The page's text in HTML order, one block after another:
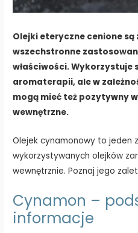
Olejki eteryczne cenione są
wszechstronne
właściwości. Wykorzystuje
aromaterapii, ale w
mogą mieć też pozytywny
wewnętrzne.
Olejek cynamonowy to jeden
wykorzystywanych olejków
wewnętrznie. Poznaj jego
Cynamon –
informacje